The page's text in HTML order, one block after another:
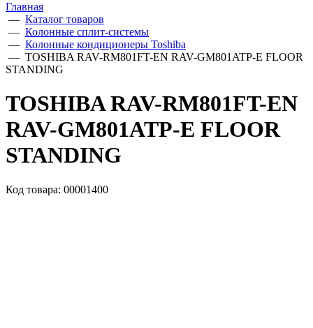
Главная
— Каталог товаров
— Колонные сплит-системы
— Колонные кондиционеры Toshiba
— TOSHIBA RAV-RM801FT-EN RAV-GM801ATP-E FLOOR
STANDING
TOSHIBA RAV-RM801FT-EN
RAV-GM801ATP-E FLOOR
STANDING
Код товара: 00001400